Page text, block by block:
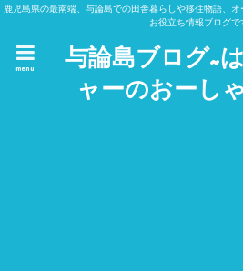
鹿児島県の最南端、与論島での田舎暮らしや移住物語、
お役立ち情報ブログで
与論島ブログ~
ャーのおーし
menu